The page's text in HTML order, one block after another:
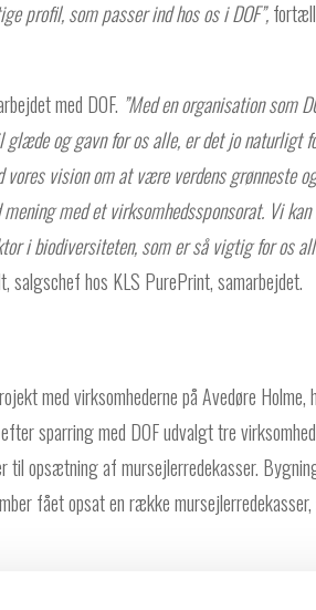
profil, som passer ind hos os i DOF”,
med DOF. ”Med en organisation som
og gavn for os alle, er det jo naturligt
vores vision om at være verdens grønneste
med et virksomhedssponsorat. Vi kan
i biodiversiteten, som er så vigtig for os
salgschef hos KLS PurePrint, samarbejdet.
med virksomhederne på Avedøre Holme,
sparring med DOF udvalgt tre
opsætning af mursejlerredekasser.
fået opsat en række
hvilket primært skyldes mangel på